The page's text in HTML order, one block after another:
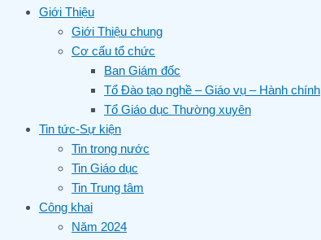
Giới Thiệu
Giới Thiệu chung
Cơ cấu tổ chức
Ban Giám đốc
Tổ Đào tạo nghề – Giáo vụ – Hành chính
Tổ Giáo dục Thường xuyên
Tin tức-Sự kiện
Tin trong nước
Tin Giáo dục
Tin Trung tâm
Công khai
Năm 2024